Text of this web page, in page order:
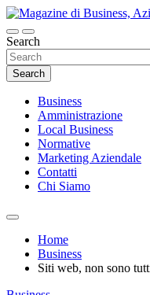
Skip
to
content
Magazine di
Amministrazione
Search
Search
Business
Amministrazione
Local Business
Normative
Marketing Aziendale
Contatti
Chi Siamo
Home
Business
Siti web, non sono